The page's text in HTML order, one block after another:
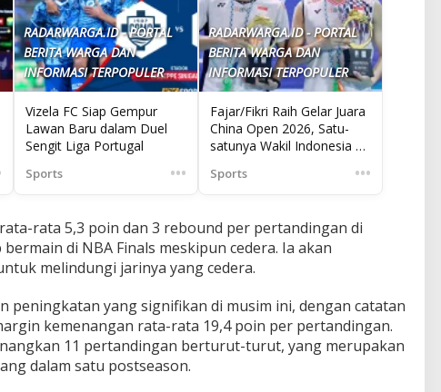
RADARWARGA.ID - PORTAL
BERITA WARGA DAN
INFORMASI TERPOPULER
Vizela FC Siap Gempur
Lawan Baru dalam Duel
Sengit Liga Portugal
Sports •••
RADARWARGA.ID - PORTAL
BERITA WARGA DAN
INFORMASI TERPOPULER
Fajar/Fikri Raih Gelar Juara
China Open 2026, Satu-
satunya Wakil Indonesia di
Sports •••
rata 5,3 poin dan 3 rebound per pertandingan di
di NBA Finals meskipun cedera. Ia akan
melindungi jarinya yang cedera.
peningkatan yang signifikan di musim ini, dengan catatan
kemenangan rata-rata 19,4 poin per pertandingan.
11 pertandingan berturut-turut, yang merupakan
dalam satu postseason.